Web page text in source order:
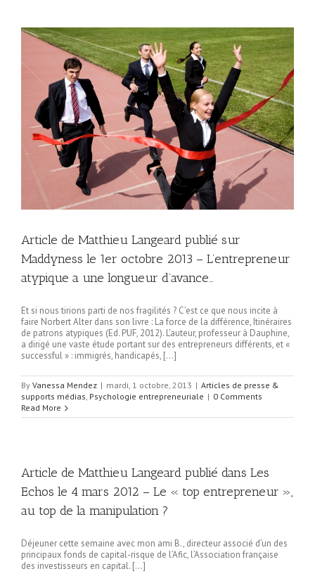
Article de Matthieu Langeard publié sur
Maddyness le 1er octobre 2013 – L’entrepreneur
atypique a une longueur d’avance…
Et si nous tirions parti de nos fragilités ? C’est ce que nous incite à
faire Norbert Alter dans son livre : La force de la différence, Itinéraires
de patrons atypiques (Ed. PUF, 2012). L’auteur, professeur à Dauphine,
a dirigé une vaste étude portant sur des entrepreneurs différents, et «
successful » : immigrés, handicapés, […]
By Vanessa Mendez | mardi, 1 octobre, 2013 | Articles de presse &
supports médias Psychologie entrepreneuriale | 0 Comments
Read More
Article de Matthieu Langeard publié dans Les
Echos le 4 mars 2012 – Le « top entrepreneur »,
au top de la manipulation ?
Déjeuner cette semaine avec mon ami B., directeur associé d’un des
principaux fonds de capital-risque de l’Afic, l’Association française
des investisseurs en capital. […]